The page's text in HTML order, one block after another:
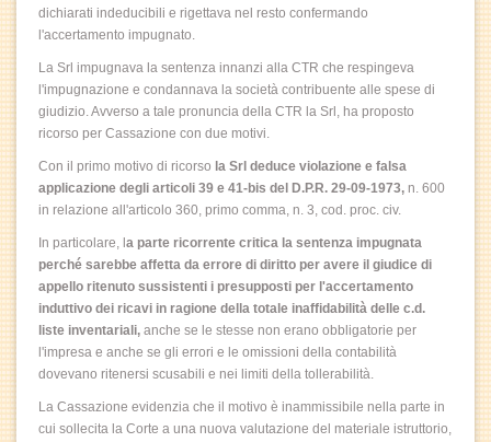
dichiarati indeducibili e rigettava nel resto confermando
l'accertamento impugnato.
La Srl impugnava la sentenza innanzi alla CTR che respingeva
l'impugnazione e condannava la società contribuente alle spese di
giudizio. Avverso a tale pronuncia della CTR la Srl, ha proposto
ricorso per Cassazione con due motivi.
Con il primo motivo di ricorso la Srl deduce violazione e falsa
applicazione degli articoli 39 e 41-bis del D.P.R. 29-09-1973, n. 600
in relazione all'articolo 360, primo comma, n. 3, cod. proc. civ.
In particolare, l a parte ricorrente critica la sentenza impugnata
perché sarebbe affetta da errore di diritto per avere il giudice di
appello ritenuto sussistenti i presupposti per l'accertamento
induttivo dei ricavi in ragione della totale inaffidabilità delle c.d.
liste inventariali, anche se le stesse non erano obbligatorie per
l'impresa e anche se gli errori e le omissioni della contabilità
dovevano ritenersi scusabili e nei limiti della tollerabilità.
La Cassazione evidenzia che il motivo è inammissibile nella parte in
cui sollecita la Corte a una nuova valutazione del materiale istruttorio,